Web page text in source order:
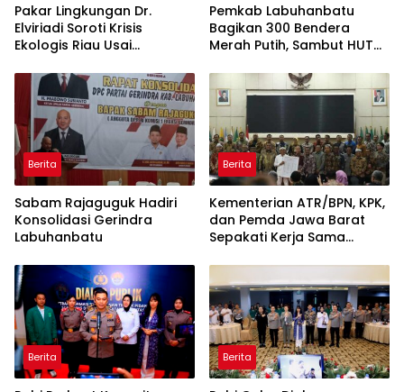
Pakar Lingkungan Dr.
Elviriadi Soroti Krisis
Ekologis Riau Usai
Monyet, Harimau, dan
Beruang Terhadap Warga
Pemkab Labuhanbatu
Bagikan 300 Bendera
Merah Putih, Sambut HUT
Berita
Sabam Rajaguguk Hadiri
Konsolidasi Gerindra
Labuhanbatu
Berita
Kementerian ATR/BPN, KPK,
dan Pemda Jawa Barat
Sepakati Kerja Sama
Korupsi serta Penguatan
Ekonomi Daerah
Berita Berita